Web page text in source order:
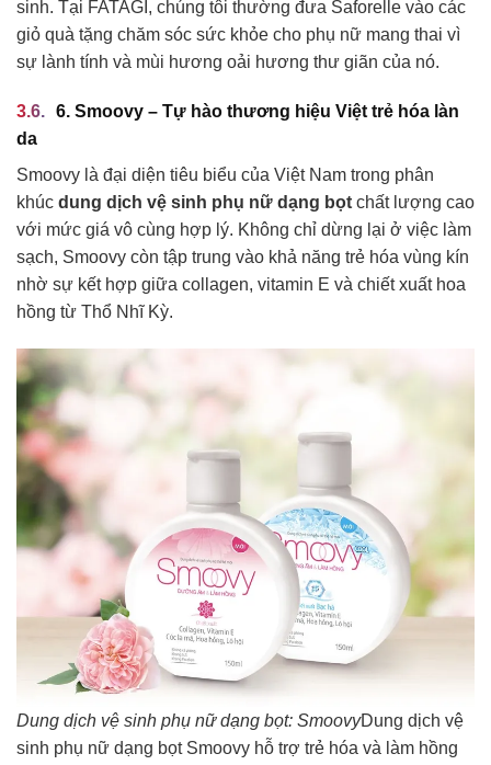
sinh. Tại FATAGI, chúng tôi thường đưa Saforelle vào các
giỏ quà tặng chăm sóc sức khỏe cho phụ nữ mang thai vì
sự lành tính và mùi hương oải hương thư giãn của nó.
6. Smoovy – Tự hào thương hiệu Việt trẻ hóa làn
da
Smoovy là đại diện tiêu biểu của Việt Nam trong phân
khúc dung dịch vệ sinh phụ nữ dạng bọt chất lượng cao
với mức giá vô cùng hợp lý. Không chỉ dừng lại ở việc làm
sạch, Smoovy còn tập trung vào khả năng trẻ hóa vùng kín
nhờ sự kết hợp giữa collagen, vitamin E và chiết xuất hoa
hồng từ Thổ Nhĩ Kỳ.
Dung dịch vệ sinh phụ nữ dạng bọt: SmoovyDung dịch vệ
sinh phụ nữ dạng bọt Smoovy hỗ trợ trẻ hóa và làm hồng